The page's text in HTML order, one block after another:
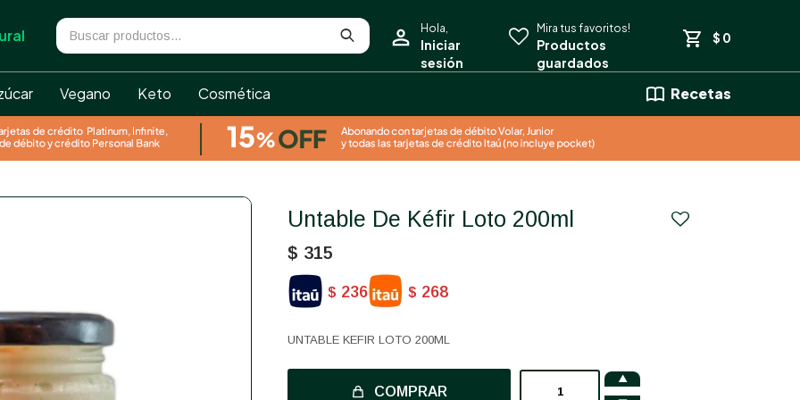
Vegano Keto Cosmética Recetas
$ 0
Untable De Kéfir Loto 200ml
$ 315
$ 236 $ 268
UNTABLE KEFIR LOTO 200ML
COMPRAR
